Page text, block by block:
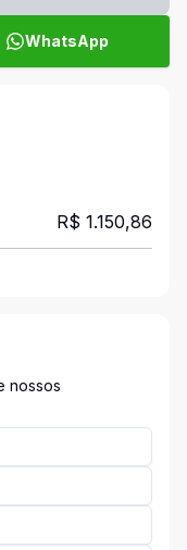
WhatsApp
R$ 1.150,86
nossos